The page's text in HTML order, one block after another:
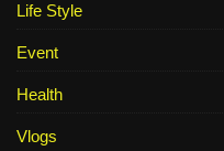
Life Style
Event
Health
Vlogs